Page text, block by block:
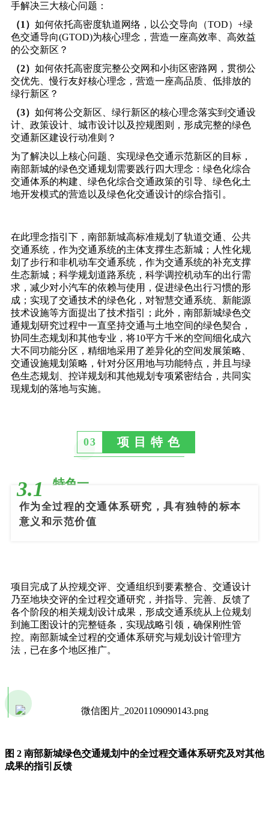
手解决三大核心问题：
（1） 如何依托高密度轨道网络，以公交导向（TOD）+绿
色交通导向(GTOD)为核心理念，营造一座高效率、高效益
的公交新区？
（2） 如何依托高密度完整公交网和小街区密路网，贯彻公
交优先、慢行友好核心理念，营造一座高品质、低排放的
绿行新区？
（3） 如何将公交新区、绿行新区的核心理念落实到交通设
计、政策设计、城市设计以及控规图则，形成完整的绿色
交通新区建设行动准则？
为了解决以上核心问题、实现绿色交通示范新区的目标，
南部新城的绿色交通规划需要践行四大理念：绿色化综合
交通体系的构建、绿色化综合交通政策的引导、绿色化土
地开发模式的营造以及绿色化交通设计的综合指引。
在此理念指引下，南部新城高标准规划了轨道交通、公共
交通系统，作为交通系统的主体支撑生态新城；人性化规
划了步行和非机动车交通系统，作为交通系统的补充支撑
生态新城；科学规划道路系统，科学调控机动车的出行需
求，减少对小汽车的依赖与使用，促进绿色出行习惯的形
成；实现了交通技术的绿色化，对智慧交通系统、新能源
技术设施等方面提出了技术指引；此外，南部新城绿色交
通规划研究过程中一直坚持交通与土地空间的绿色契合，
协同生态规划和其他专业，将10平方千米的空间细化成六
大不同功能分区，精细地采用了差异化的空间发展策略、
交通设施规划策略，针对分区用地与功能特点，并且与绿
色生态规划、控详规划和其他规划专项紧密结合，共同实
现规划的落地与实施。
03 项 目 特 色
3.1 特色一
作为全过程的交通体系研究，具有独特的标本
意义和示范价值
项目完成了从控规交评、交通组织到要素整合、交通设计
乃至地块交评的全过程交通研究，并指导、完善、反馈了
各个阶段的相关规划设计成果，形成交通系统从上位规划
到施工图设计的完整链条，实现战略引领，确保刚性管
控。南部新城全过程的交通体系研究与规划设计管理方
法，已在多个地区推广。
图 2 南部新城绿色交通规划中的全过程交通体系研究及对其他
成果的指引反馈